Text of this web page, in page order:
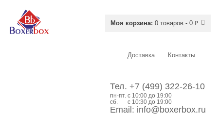
Моя корзина: 0 товаров - 0 ₽
Доставка Контакты
Тел. +7 (499) 322-26-10
пн-пт. c 10:00 до 19:00
сб.
с 10:30 до 19:00
Email: info@boxerbox.ru